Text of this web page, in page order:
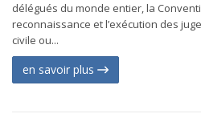
délégués du monde entier, la
reconnaissance et l’exécution des
civile ou...
en savoir plus